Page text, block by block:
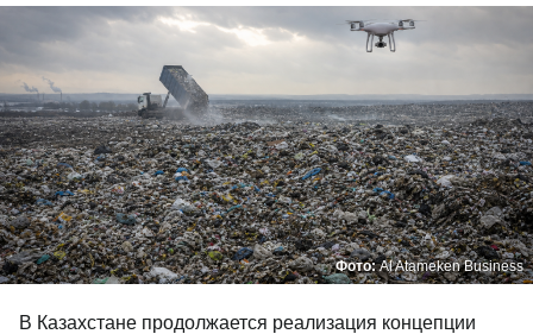
Фото:Al Atameken Business
В Казахстане продолжается реализация концепции